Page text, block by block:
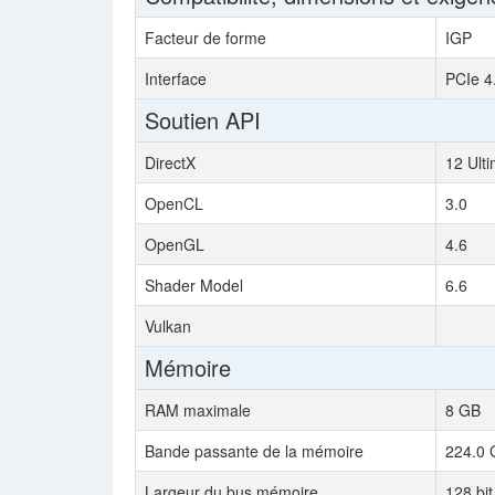
Facteur de forme
IGP
Interface
PCIe
Soutien API
DirectX
12
OpenCL
3.0
OpenGL
4.6
Shader Model
6.6
Vulkan
Mémoire
RAM maximale
8 GB
Bande passante de la mémoire
224.0